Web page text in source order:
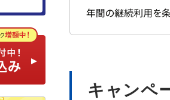
キャンペ